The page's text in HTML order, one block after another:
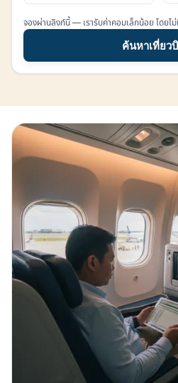
จองผ่านลิงก์นี้ — เรารับค่าคอมเล็กน้อย โดยไ
ค้นหาเที่ยว